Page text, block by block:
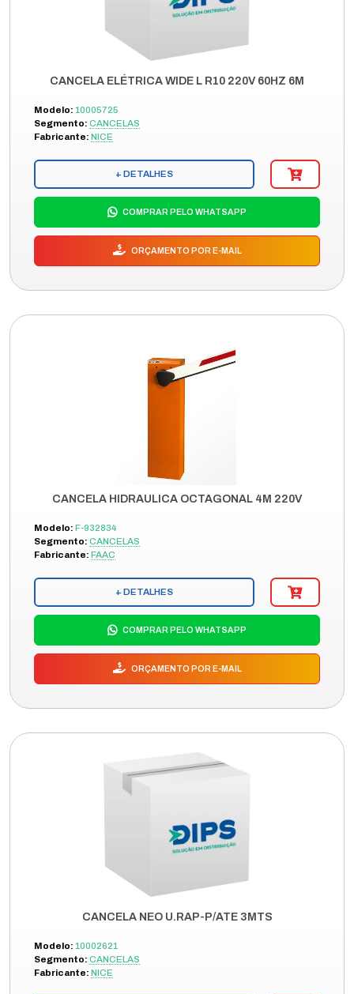
CANCELA ELÉTRICA WIDE L R10 220V 60HZ 6M
Modelo: 10005725
Segmento: CANCELAS
Fabricante: NICE
+ DETALHES
COMPRAR PELO WHATSAPP
ORÇAMENTO POR E-MAIL
CANCELA HIDRAULICA OCTAGONAL 4M 220V
Modelo: F-932834
Segmento: CANCELAS
Fabricante: FAAC
+ DETALHES
COMPRAR PELO WHATSAPP
ORÇAMENTO POR E-MAIL
CANCELA NEO U.RAP-P/ATE 3MTS
Modelo: 10002621
Segmento: CANCELAS
Fabricante: NICE